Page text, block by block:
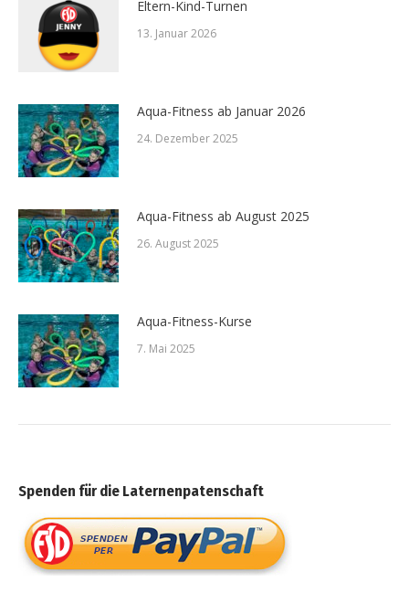
Eltern-Kind-Turnen
13. Januar 2026
Aqua-Fitness ab Januar 2026
24. Dezember 2025
Aqua-Fitness ab August 2025
26. August 2025
Aqua-Fitness-Kurse
7. Mai 2025
Spenden für die Laternenpatenschaft